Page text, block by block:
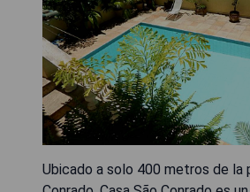
Ubicado a solo 400 metros de la